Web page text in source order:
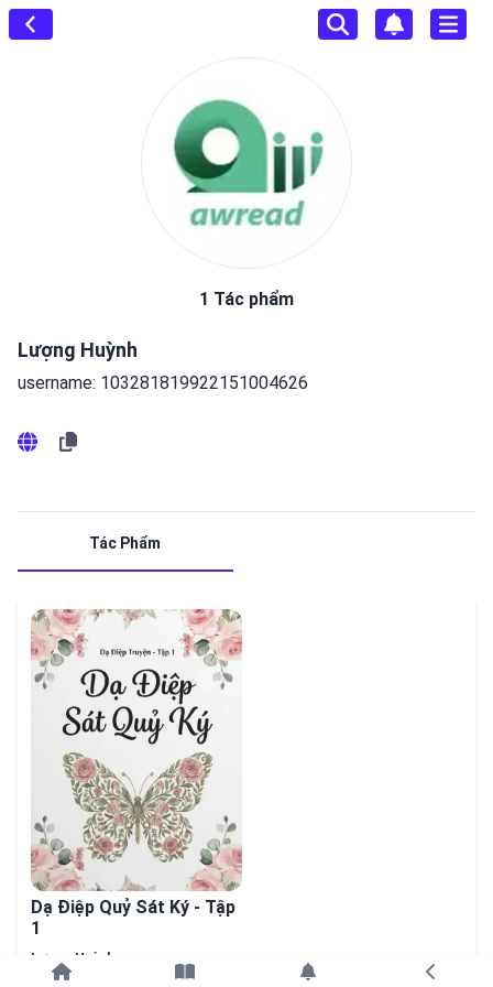
1 Tác phẩm
Lượng Huỳnh
username: 103281819922151004626
Tác Phẩm
Dạ Điệp Quỷ Sát Ký - Tập
1
Lượng Huỳnh